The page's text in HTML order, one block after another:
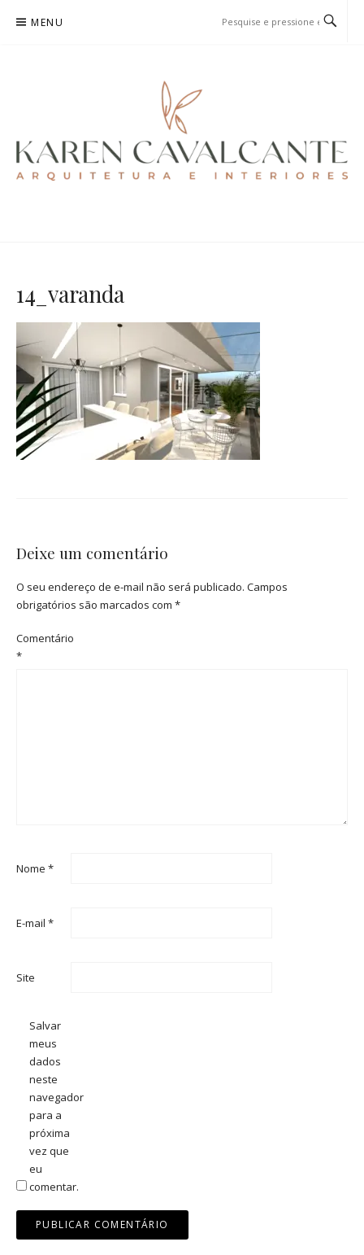
para
MENU
14_varanda
Deixe um comentário
O seu endereço de e-mail não será publicado. Campos
obrigatórios são marcados com *
Comentário
*
Nome *
E-mail *
Site
Salvar
meus
dados
neste
navegador
para a
próxima
vez que
eu
comentar.